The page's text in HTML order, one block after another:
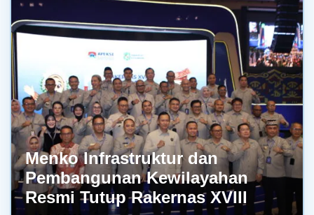
Menko Infrastruktur dan
Pembangunan Kewilayahan
Resmi Tutup Rakernas XVIII